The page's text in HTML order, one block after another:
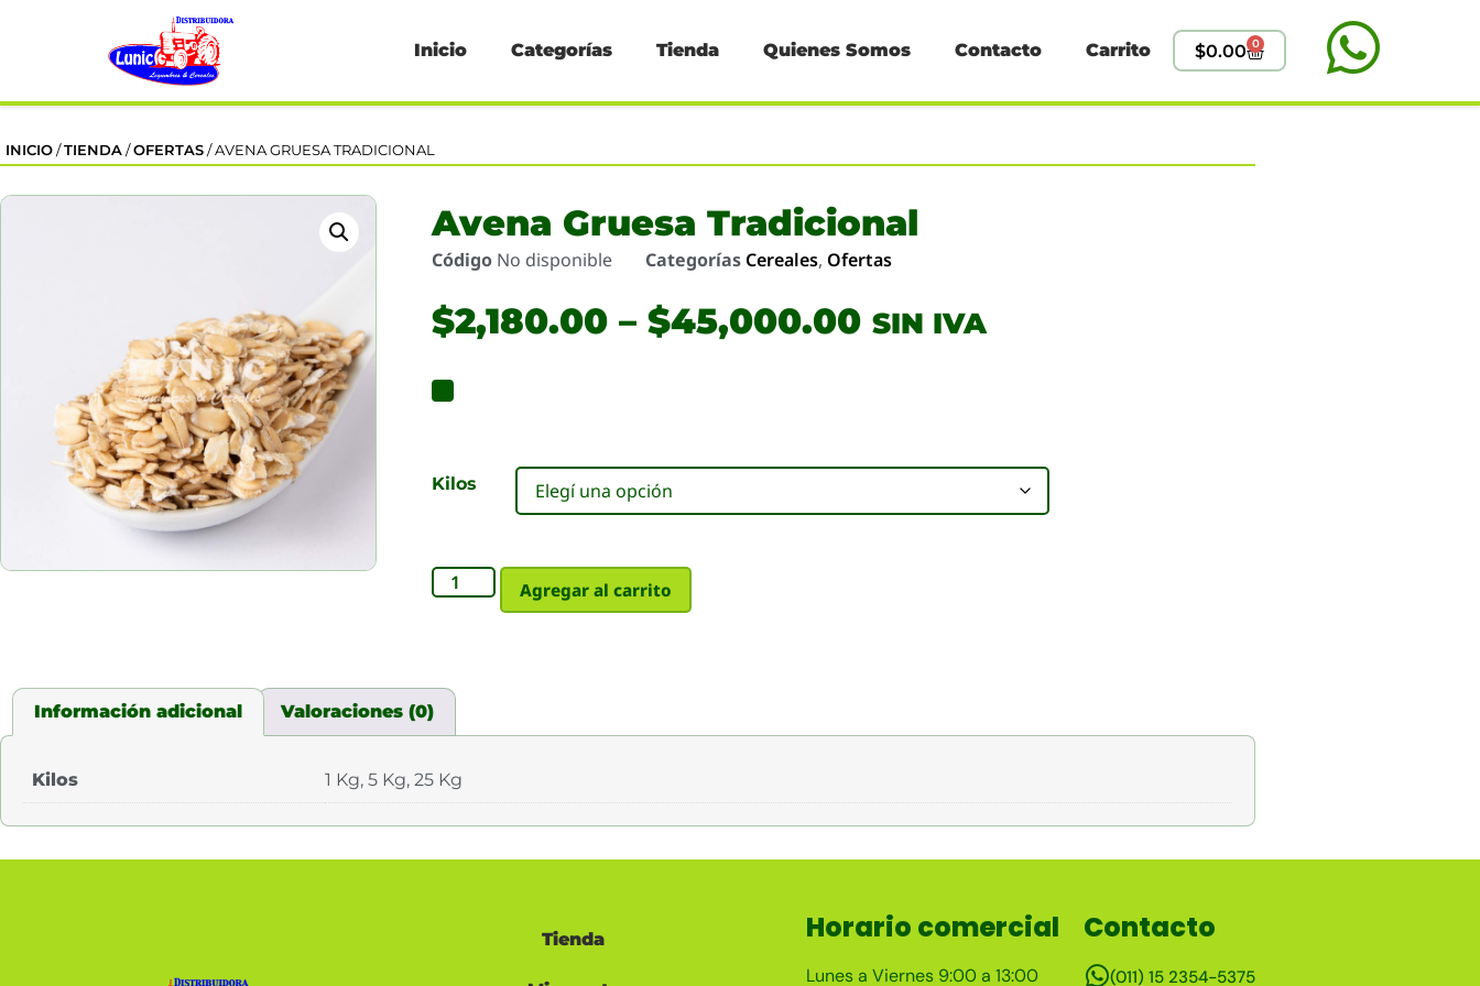
Inicio Categorías Tienda Quienes Somos Contacto Carrito $0.00 0
INICIO /TIENDA /OFERTAS / AVENA GRUESA TRADICIONAL
Avena Gruesa Tradicional
Código No disponible Categorías Cereales, Ofertas
$2,180.00 – $45,000.00 SIN IVA
Kilos
Agregar al carrito
Información adicional Valoraciones (0)
Kilos 1 Kg, 5 Kg, 25 Kg
Tienda Horario comercial
Lunes a Viernes 9:00 a 13:00
Contacto
(011) 15 2354-5375